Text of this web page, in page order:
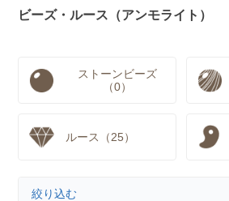
ビーズ・ルース（アンモライト）
ストーンビーズ
（0）
ルース（25）
絞り込む